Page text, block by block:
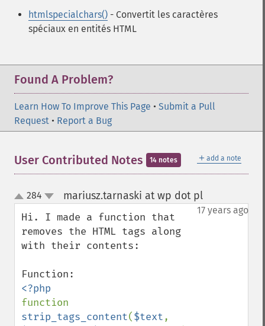
htmlspecialchars() - Convertit les caractères
spéciaux en entités HTML
Found A Problem?
Learn How To Improve This Page • Submit a Pull
Request • Report a Bug
＋ add a note
User Contributed Notes 14 notes
up
down
284 mariusz.tarnaski at wp dot pl¶
17 years ago
Hi. I made a function that
removes the HTML tags along
with their contents:
strip_tags_content($text